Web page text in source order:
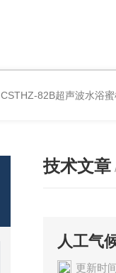
CSTHZ-82B超声波水浴
技术文章
人工气
更新时